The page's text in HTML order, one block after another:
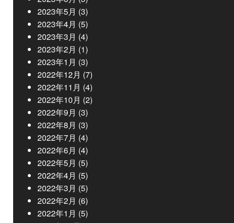
2023年5月 (3)
2023年4月 (5)
2023年3月 (4)
2023年2月 (1)
2023年1月 (3)
2022年12月 (7)
2022年11月 (4)
2022年10月 (2)
2022年9月 (3)
2022年8月 (3)
2022年7月 (4)
2022年6月 (4)
2022年5月 (5)
2022年4月 (5)
2022年3月 (5)
2022年2月 (6)
2022年1月 (5)